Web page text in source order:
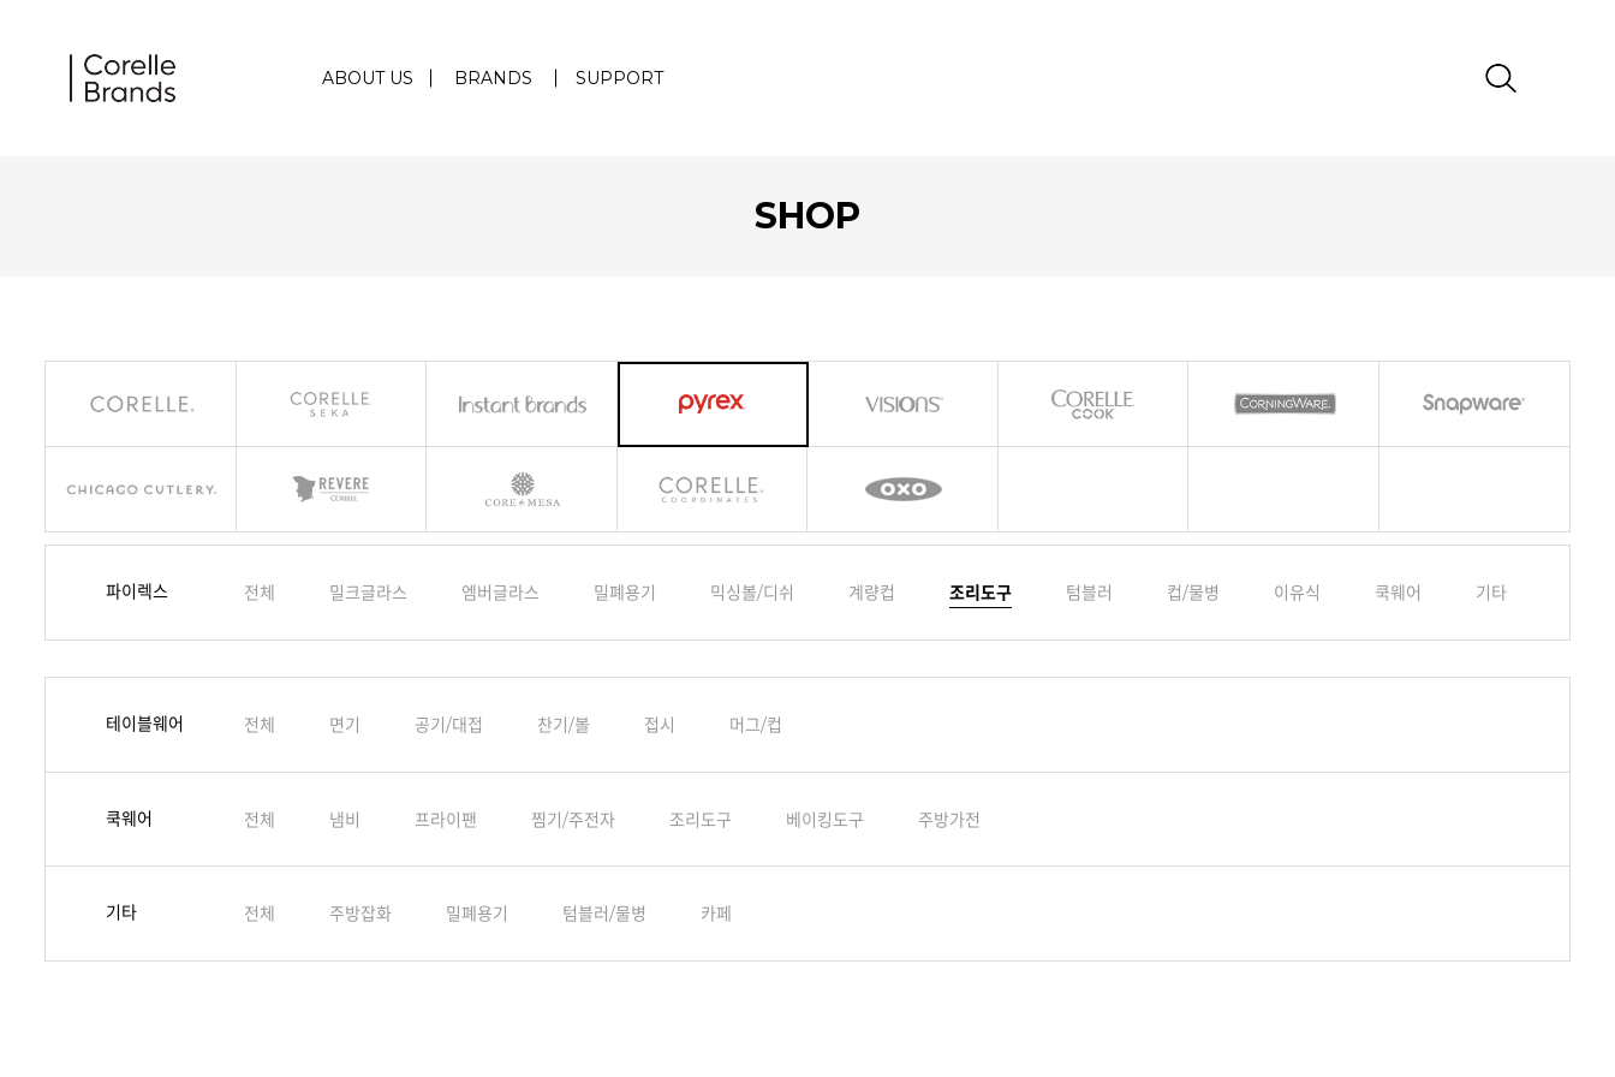
ABOUT US BRANDS SUPPORT
SHOP
파이렉스 전체 밀크글라스 엠버글라스 밀폐용기 믹싱볼/디쉬 계량컵 조리도구 텀블러 컵/물병 이유식 쿡웨어 기타
테이블웨어 전체 면기 공기/대접 찬기/볼 접시 머그/컵
쿡웨어 전체 냄비 프라이팬 찜기/주전자 조리도구 베이킹도구 주방가전
기타 전체 주방잡화 밀폐용기 텀블러/물병 카페